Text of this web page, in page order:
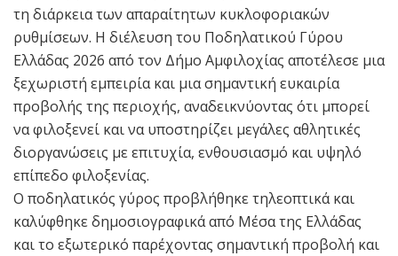
τη διάρκεια των απαραίτητων κυκλοφοριακών
ρυθμίσεων. Η διέλευση του Ποδηλατικού Γύρου
Ελλάδας 2026 από τον Δήμο Αμφιλοχίας αποτέλεσε μια
ξεχωριστή εμπειρία και μια σημαντική ευκαιρία
προβολής της περιοχής, αναδεικνύοντας ότι μπορεί
να φιλοξενεί και να υποστηρίζει μεγάλες αθλητικές
διοργανώσεις με επιτυχία, ενθουσιασμό και υψηλό
επίπεδο φιλοξενίας.
O ποδηλατικός γύρος προβλήθηκε τηλεοπτικά και
καλύφθηκε δημοσιογραφικά από Μέσα της Ελλάδας
και το εξωτερικό παρέχοντας σημαντική προβολή και